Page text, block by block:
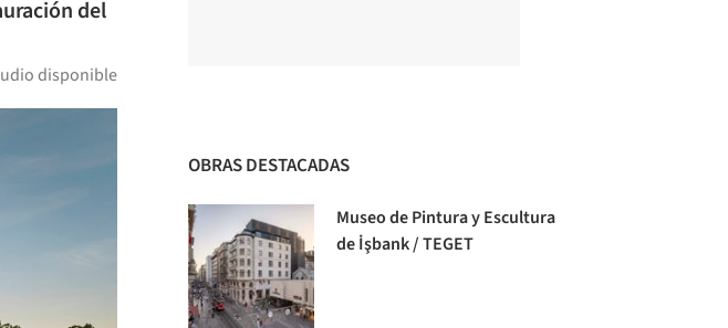
del
disponible
OBRAS DESTACADAS
Museo de Pintura y Escultura
de İşbank / TEGET